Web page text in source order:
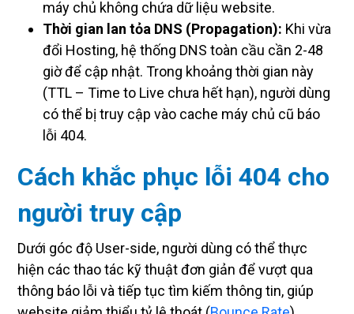
Thời gian lan tỏa DNS (Propagation):
đổi Hosting, hệ thống DNS toàn cầu cần 2-48
giờ để cập nhật. Trong khoảng thời gian này
(TTL – Time to Live chưa hết hạn), người dùng
có thể bị truy cập vào cache máy chủ cũ báo
lỗi 404.
Cách khắc phục lỗi 404 cho
người truy cập
Dưới góc độ User-side, người dùng có thể thực
hiện các thao tác kỹ thuật đơn giản để vượt qua
thông báo lỗi và tiếp tục tìm kiếm thông tin, giúp
website giảm thiểu tỷ lệ thoát (Bounce Rate).